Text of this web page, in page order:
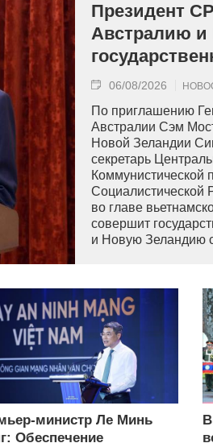
Президент
Австралию
06/08/2026
По приглашению
Австралии Сэм
Новой Зеландии
секретарь
Коммунистической
Социалистической
во главе
совершит
и Новую Зеландию
министр Ле Минь
Обеспечение